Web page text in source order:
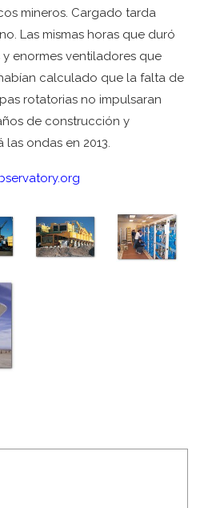
mineros. Cargado tarda
Las mismas horas que duró
enormes ventiladores que
calculado que la falta de
rotatorias no impulsaran
de construcción y
las ondas en 2013.